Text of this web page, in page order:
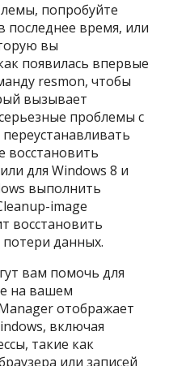
попробуйте
последнее время, или
вы
появилась впервые
resmon, чтобы
вызывает
проблемы с
восстановить
для Windows 8 и
выполнить
image
восстановить
данных.
вам помочь для
на вашем
отображает
включая
такие как
или записей